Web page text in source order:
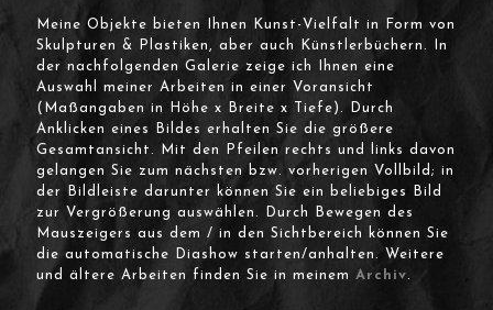
Meine Objekte bieten Ihnen Kunst-Vielfalt in Form von
Skulpturen & Plastiken, aber auch Künstlerbüchern. In
der nachfolgenden Galerie zeige ich Ihnen eine
Auswahl meiner Arbeiten in einer Voransicht
(Maßangaben in Höhe x Breite x Tiefe). Durch
Anklicken eines Bildes erhalten Sie die größere
Gesamtansicht. Mit den Pfeilen rechts und links davon
gelangen Sie zum nächsten bzw. vorherigen Vollbild; in
der Bildleiste darunter können Sie ein beliebiges Bild
zur Vergrößerung auswählen. Durch Bewegen des
Mauszeigers aus dem / in den Sichtbereich können Sie
die automatische Diashow starten/anhalten. Weitere
und ältere Arbeiten finden Sie in meinem Archiv.